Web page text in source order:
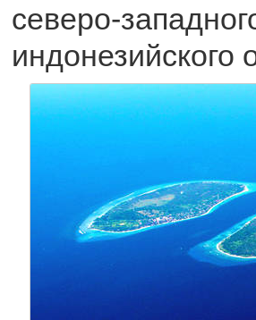
северо-
индонезийского